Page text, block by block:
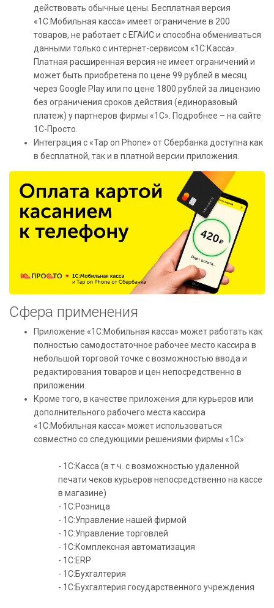
действовать обычные цены. Бесплатная версия
«1С:Мобильная касса» имеет ограничение в 200
товаров, не работает с ЕГАИС и способна обмениваться
данными только с интернет-сервисом «1С:Касса».
Платная расширенная версия не имеет ограничений и
может быть приобретена по цене 99 рублей в месяц
через Google Play или по цене 1800 рублей за лицензию
без ограничения сроков действия (единоразовый
платеж) у партнеров фирмы «1С». Подробнее – на сайте
1С-Просто.
Интеграция с «Tap on Phone» от Сбербанка доступна как
в бесплатной, так и в платной версии приложения.
Сфера применения
Приложение «1С:Мобильная касса» может работать как
полностью самодостаточное рабочее место кассира в
небольшой торговой точке с возможностью ввода и
редактирования товаров и цен непосредственно в
приложении.
Кроме того, в качестве приложения для курьеров или
дополнительного рабочего места кассира
«1С:Мобильная касса» может использоваться
совместно со следующими решениями фирмы «1С»:
- 1С:Касса (в т.ч. с возможностью удаленной
печати чеков курьеров непосредственно на кассе
в магазине)
- 1С:Розница
- 1С:Управление нашей фирмой
- 1С:Управление торговлей
- 1С:Комплексная автоматизация
- 1С:ERP
- 1С:Бухгалтерия
- 1С:Бухгалтерия государственного учреждения